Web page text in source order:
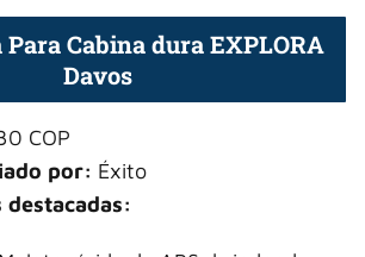
Para Cabina dura EXPLORA
Davos
COP
por: Éxito